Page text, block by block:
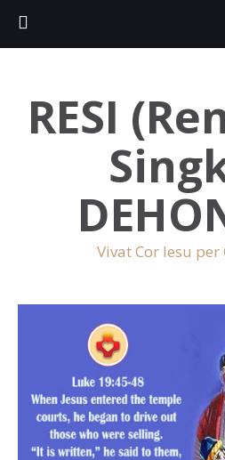
RESI
Vivat Cor Iesu